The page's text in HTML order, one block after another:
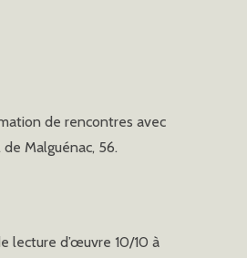
de rencontres avec
Malguénac, 56.
lecture d’œuvre 10/10 à